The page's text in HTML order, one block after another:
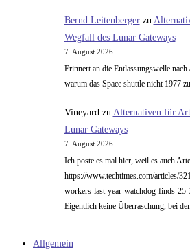
Bernd Leitenbergerzu
Wegfall des Lunar Gateways
7. August 2026
Erinnert an die Entlassungswelle
warum das Space shuttle nicht 1977
Vineyard zu Alternativen für
Lunar Gateways
7. August 2026
Ich poste es mal hier, weil es auch
https://www.techtimes.com/articles/
workers-last-year-watchdog-finds-
Eigentlich keine Überraschung, bei
Allgemein